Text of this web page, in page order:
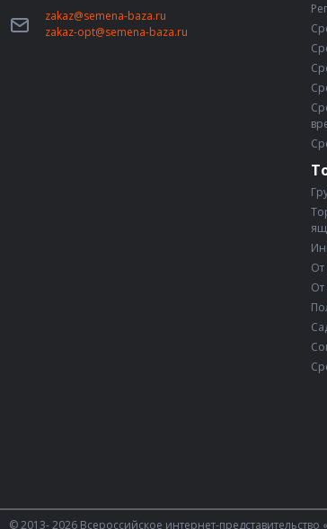
zakaz@semena-baza.ru
zakaz-opt@semena-baza.ru
От
© 2013- 2026 Всероссийское интернет-